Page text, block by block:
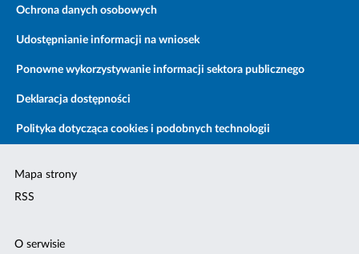
Ochrona danych osobowych
Udostępnianie informacji na wniosek
Ponowne wykorzystywanie informacji sektora publicznego
Deklaracja dostępności
Polityka dotycząca cookies i podobnych technologii
Mapa strony
RSS
O serwisie